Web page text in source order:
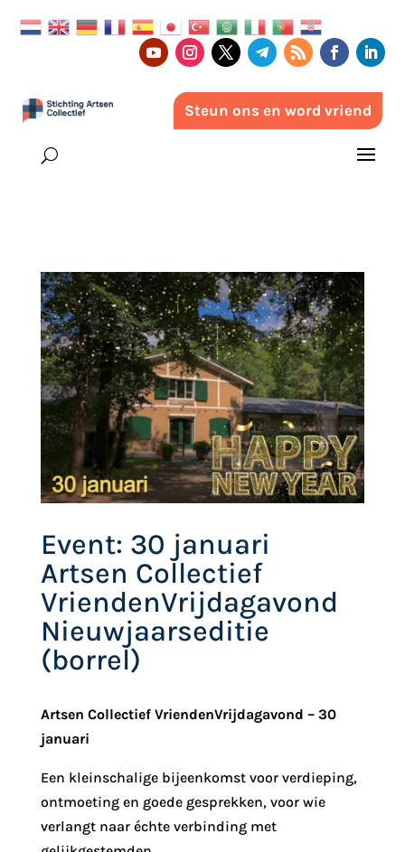
Steun ons en word vriend
Event: 30 januari
Artsen Collectief
VriendenVrijdagavond
Nieuwjaarseditie
(borrel)
Artsen Collectief VriendenVrijdagavond – 30
januari
Een kleinschalige bijeenkomst voor verdieping,
ontmoeting en goede gesprekken, voor wie
verlangt naar échte verbinding met